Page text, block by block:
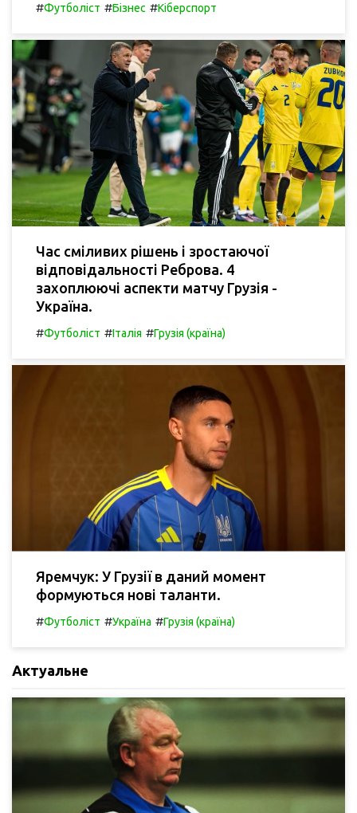
#Футболіст #Бізнес #Кіберспорт
Час сміливих рішень і зростаючої
відповідальності Реброва. 4
захоплюючі аспекти матчу Грузія -
Україна.
#Футболіст #Італія #Грузія (країна)
Яремчук: У Грузії в даний момент
формуються нові таланти.
#Футболіст #Україна #Грузія (країна)
Актуальне